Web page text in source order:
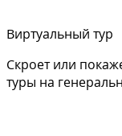
Виртуальный тур
Скроет или
туры на